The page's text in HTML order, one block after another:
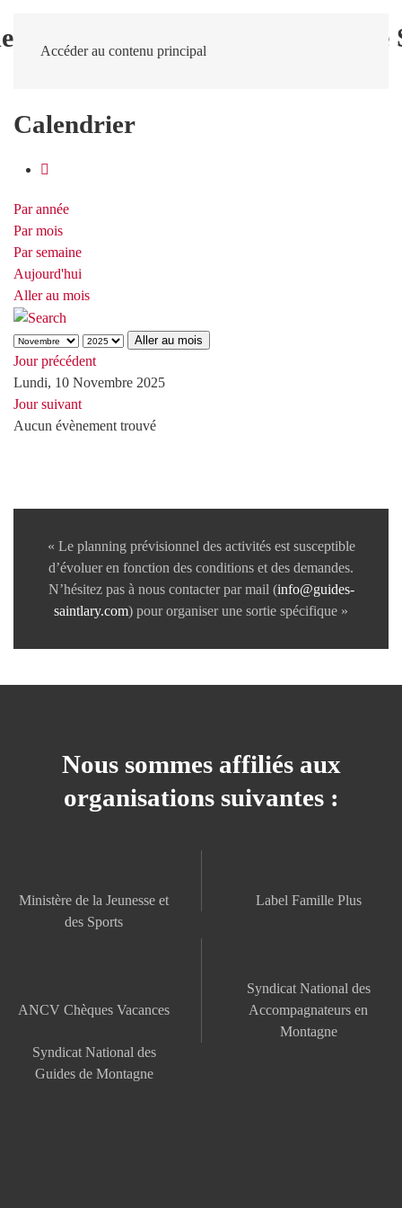
Accéder au contenu principal
Calendrier
Par année
Par mois
Par semaine
Aujourd'hui
Aller au mois
Aller au mois
Jour précédent
Lundi, 10 Novembre 2025
Jour suivant
Aucun évènement trouvé
« Le planning prévisionnel des activités est susceptible
d’évoluer en fonction des conditions et des demandes.
N’hésitez pas à nous contacter par mail (info@guides-
saintlary.com) pour organiser une sortie spécifique »
Nous sommes affiliés aux
organisations suivantes :
Ministère de la Jeunesse et
des Sports
Label Famille Plus
ANCV Chèques Vacances
Syndicat National des
Accompagnateurs en
Montagne
Syndicat National des
Guides de Montagne